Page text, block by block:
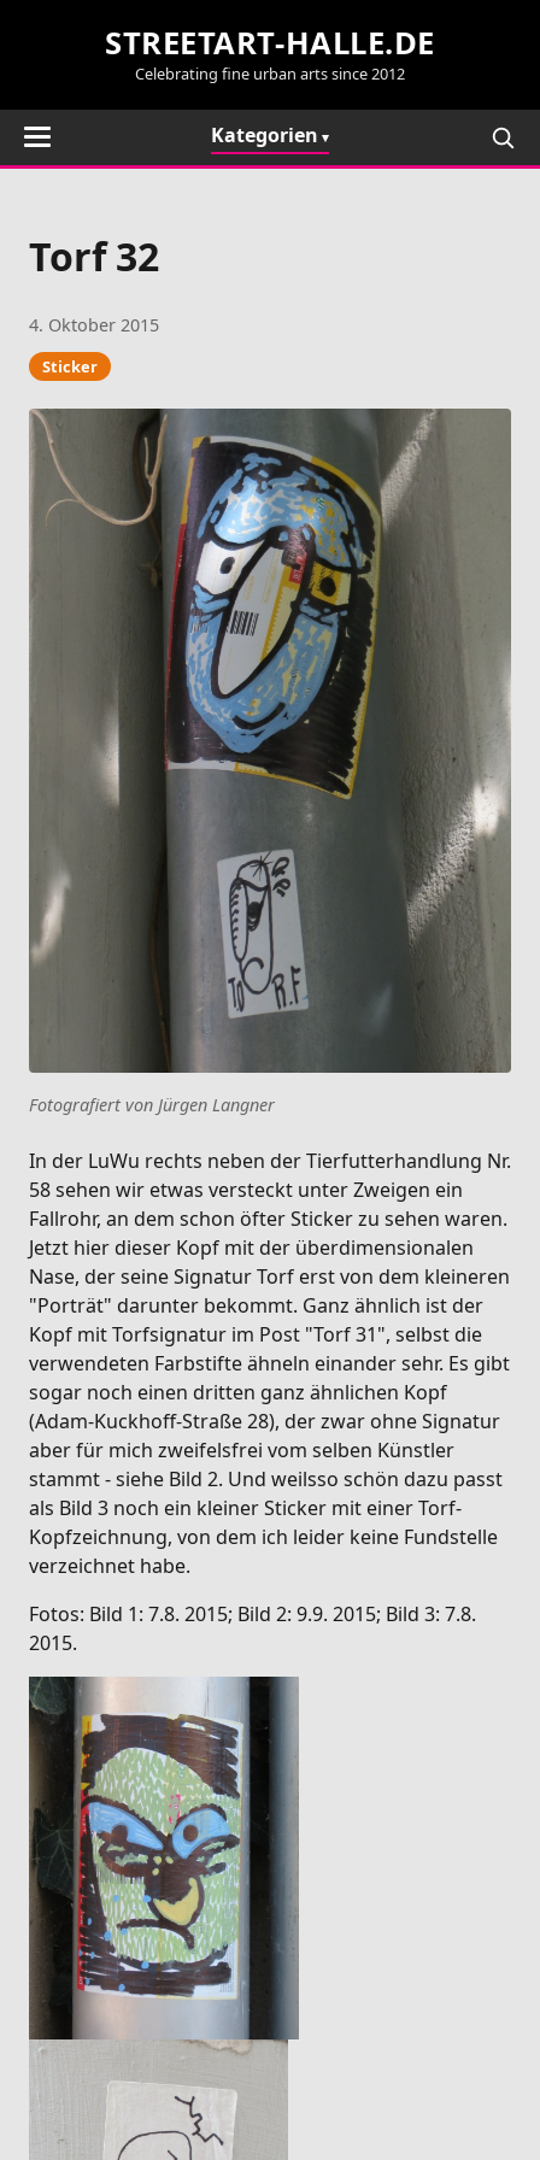
STREETART-HALLE.DE
Celebrating fine urban arts since 2012
Kategorien
Torf 32
4. Oktober 2015
Sticker
Fotografiert von Jürgen Langner
In der LuWu rechts neben der Tierfutterhandlung Nr.
58 sehen wir etwas versteckt unter Zweigen ein
Fallrohr, an dem schon öfter Sticker zu sehen waren.
Jetzt hier dieser Kopf mit der überdimensionalen
Nase, der seine Signatur Torf erst von dem kleineren
"Porträt" darunter bekommt. Ganz ähnlich ist der
Kopf mit Torfsignatur im Post "Torf 31", selbst die
verwendeten Farbstifte ähneln einander sehr. Es gibt
sogar noch einen dritten ganz ähnlichen Kopf
(Adam-Kuckhoff-Straße 28), der zwar ohne Signatur
aber für mich zweifelsfrei vom selben Künstler
stammt - siehe Bild 2. Und weilsso schön dazu passt
als Bild 3 noch ein kleiner Sticker mit einer Torf-
Kopfzeichnung, von dem ich leider keine Fundstelle
verzeichnet habe.
Fotos: Bild 1: 7.8. 2015; Bild 2: 9.9. 2015; Bild 3: 7.8.
2015.